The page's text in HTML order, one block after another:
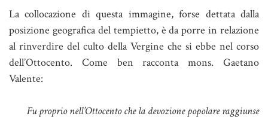
La collocazione di questa immagine, forse dettata dalla
posizione geografica del tempietto, è da porre in relazione
al rinverdire del culto della Vergine che si ebbe nel corso
dell’Ottocento. Come ben racconta mons. Gaetano
Valente:
Fu proprio nell’Ottocento che la devozione popolare raggiunse